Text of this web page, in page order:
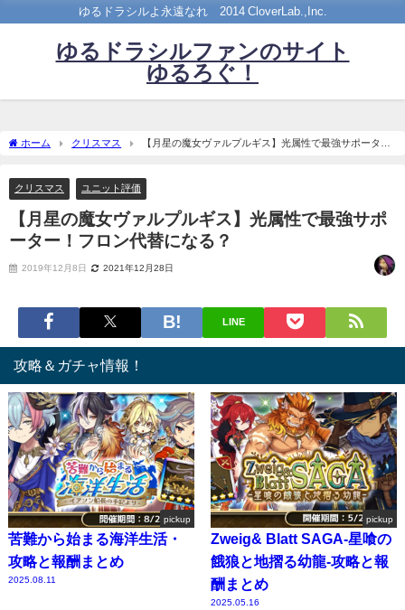
ゆるドラシルよ永遠なれ©2014 CloverLab.,Inc.
ゆるドラシルファンのサイト
ゆるろぐ！
ホーム クリスマス
【月星の魔女ヴァルプルギス】光属性で最強サポータ
クリスマス ユニット評価
【月星の魔女ヴァルプルギス】光属性で最強サポ
ーター！フロン代替になる？
2019年12月8日 2021年12月28日
LINE
攻略＆ガチャ情報！
pickup
苦難から始まる海洋生活・
攻略と報酬まとめ
2025.08.11
pickup
Zweig& Blatt SAGA-星喰の
餓狼と地摺る幼龍-攻略と報
酬まとめ
2025.05.16